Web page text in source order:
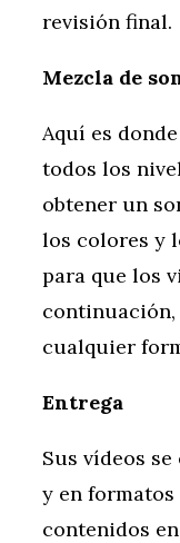
revisión final.
Mezcla de
Aquí es
todos los
obtener un
los colores y
para que los
continuación,
cualquier
Entrega
Sus vídeos
y en
contenidos